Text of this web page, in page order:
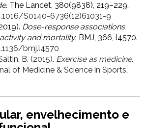
. The Lancet, 380(9838), 219–229.
S0140-6736(12)61031-9
Dose-response associations
and mortality. BMJ, 366, l4570.
bmj.l4570
B. (2015). Exercise as medicine.
of Medicine & Science in Sports,
envelhecimento e